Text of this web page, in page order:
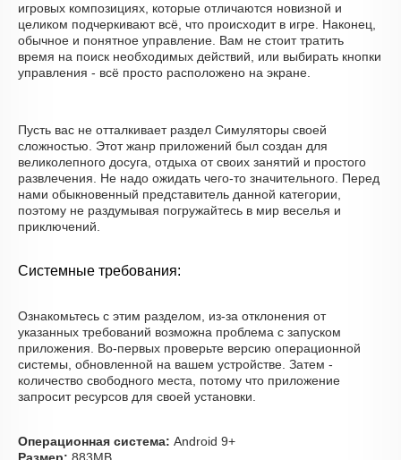
игровых композициях, которые отличаются новизной и
целиком подчеркивают всё, что происходит в игре. Наконец,
обычное и понятное управление. Вам не стоит тратить
время на поиск необходимых действий, или выбирать кнопки
управления - всё просто расположено на экране.
Пусть вас не отталкивает раздел Симуляторы своей
сложностью. Этот жанр приложений был создан для
великолепного досуга, отдыха от своих занятий и простого
развлечения. Не надо ожидать чего-то значительного. Перед
нами обыкновенный представитель данной категории,
поэтому не раздумывая погружайтесь в мир веселья и
приключений.
Системные требования:
Ознакомьтесь с этим разделом, из-за отклонения от
указанных требований возможна проблема с запуском
приложения. Во-первых проверьте версию операционной
системы, обновленной на вашем устройстве. Затем -
количество свободного места, потому что приложение
запросит ресурсов для своей установки.
Операционная система: Android 9+